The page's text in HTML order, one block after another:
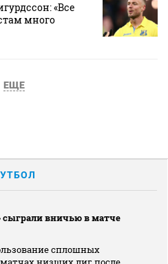
«Все
много
ЕЩЕ
сыграли вничью в матче
сплошных